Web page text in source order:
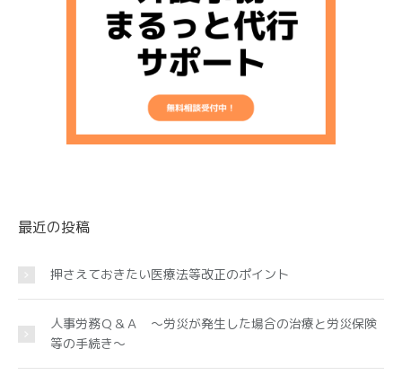
最近の投稿
押さえておきたい医療法等改正のポイント
人事労務Ｑ＆Ａ ～労災が発生した場合の治療と労災保険
等の手続き～